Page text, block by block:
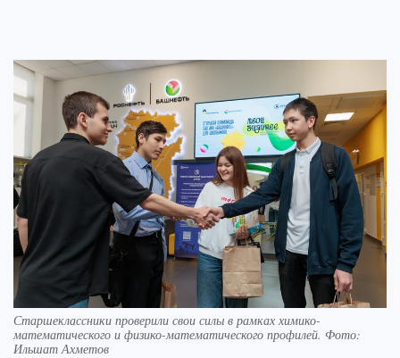
Старшеклассники проверили свои силы в рамках химико-
математического и физико-математического профилей. Фото:
Ильшат Ахметов